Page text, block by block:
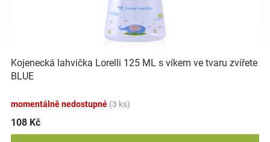
a
pro
k
ů
o
d
u
t
ů
Kojenecká lahvička Lorelli 125 ML s víkem ve tvaru zvířete
BLUE
momentálně nedostupné (3 ks)
108 Kč